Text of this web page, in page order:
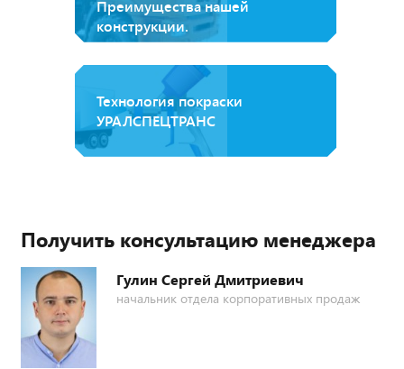
Преимущества нашей
конструкции.
Технология покраски
УРАЛСПЕЦТРАНС
Получить консультацию менеджера
Гулин Сергей Дмитриевич
начальник отдела корпоративных продаж